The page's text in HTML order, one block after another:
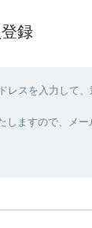
録
スを入力して、
ますので、メー